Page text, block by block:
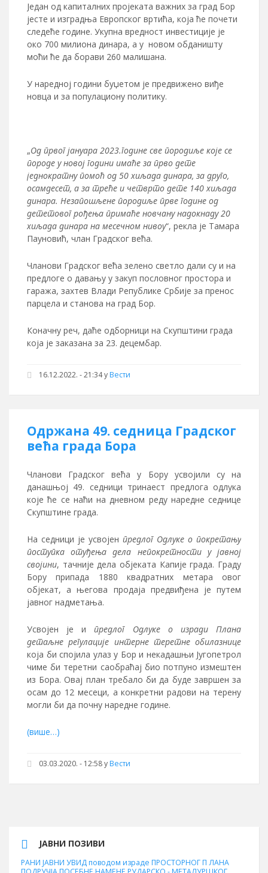
Један од капиталних пројеката важних за град Бор
јесте и изградња Европског вртића, која ће почети
следеће године. Укупна вредност инвестиције је
око 700 милиона динара, а у новом обданишту
моћи ће да борави 260 малишана.
У наредној години буџетом је предвижено виђе
новца и за популациону политику.
„Од првог јануара 2023.године све породиље које се
породе у новој години имаће за прво дете
једнократну помоћ од 50 хиљада динара, за друго,
осамдесет, а за треће и четврто дете 140 хиљада
динара. Незапошљене породиље прве године од
дететовог рођења примаће новчану надокнаду 20
хиљада динара на месечном нивоу“, рекла је Тамара
Пауновић, члан Градског већа.
Чланови Градског већа зелено светло дали су и на
предлоге о давању у закуп пословног простора и
гаража, захтев Влади Републике Србије за пренос
парцела и станова на град Бор.
Коначну реч, даће одборници на Скупштини града
која је заказана за 23. децембар.
16.12.2022. - 21:34уВести
Одржана 49. седница Градског
већа града Бора
Чланови Градског већа у Бору усвојили су на
данашњој 49. седници тринаест предлога одлука
које ће се наћи на дневном реду наредне седнице
Скупштине града.
На седници је усвојен предлог Одлуке о покретању
поступка отуђења дела непокретности у јавној
својини, тачније дела објеката Капије града. Граду
Бору припада 1880 квадратних метара овог
објекат, а његова продаја предвиђена је путем
јавног надметања.
Усвојен је ипредлог Одлуке о изради Плана
детаљне регулације интерне теретне обилазнице
која би спојила улаз у Бор и некадашњи Југопетрол
чиме би теретни саобраћај био потпуно измештен
из Бора. Овај план требало би да буде завршен за
осам до 12 месеци, а конкретни радови на терену
могли би да почну наредне године.
(више…)
03.03.2020. - 12:58уВести
ЈАВНИ ПОЗИВИ
РАНИ ЈАВНИ УВИД поводом израде ПРОСТОРНОГ П ЛАНА